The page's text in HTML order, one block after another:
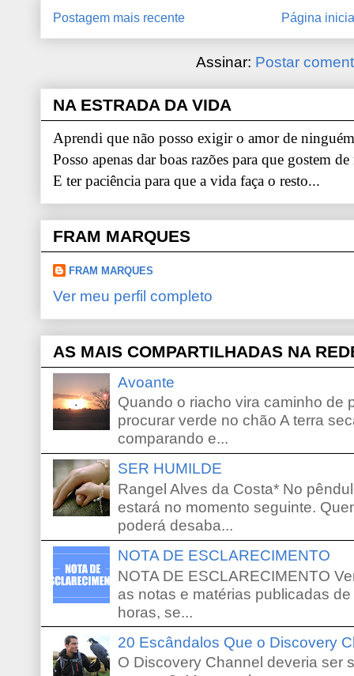
Postagem mais recente Página
Assinar: Postar
NA ESTRADA DA VIDA
Aprendi que não posso exigir o amor de
Posso apenas dar boas razões para que gostem
E ter paciência para que a vida faça o resto...
FRAM MARQUES
FRAM MARQUES
Ver meu perfil completo
AS MAIS COMPARTILHADAS NA
Avoante
Quando o riacho vira caminho de
procurar verde no chão A terra
comparando e...
SER HUMILDE
Rangel Alves da Costa* No
estará no momento seguinte.
poderá desaba...
NOTA DE ESCLARECIMENTO
NOTA DE ESCLARECIMENTO
as notas e matérias publicadas
horas, se...
20 Escândalos Que o Discovery
O Discovery Channel deveria ser